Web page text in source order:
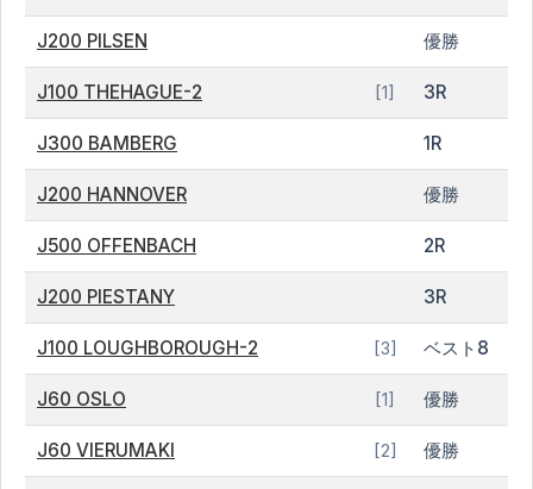
J200 PILSEN 優勝
J100 THEHAGUE-2 [1] 3R
J300 BAMBERG 1R
J200 HANNOVER 優勝
J500 OFFENBACH 2R
J200 PIESTANY 3R
J100 LOUGHBOROUGH-2 [3] ベスト8
J60 OSLO [1] 優勝
J60 VIERUMAKI [2] 優勝